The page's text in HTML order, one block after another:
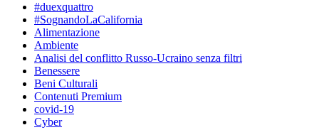
#duexquattro
#SognandoLaCalifornia
Alimentazione
Ambiente
Analisi del conflitto Russo-Ucraino senza filtri
Benessere
Beni Culturali
Contenuti Premium
covid-19
Cyber